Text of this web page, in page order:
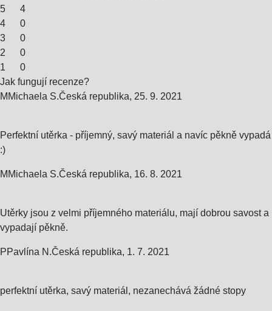
5
4
4
0
3
0
2
0
1
0
Jak fungují recenze?
M Michaela S.Česká republika, 25. 9. 2021
Perfektní utěrka - příjemný, savý materiál a navíc pěkně vypadá
:)
M Michaela S.Česká republika, 16. 8. 2021
Utěrky jsou z velmi příjemného materiálu, mají dobrou savost a
vypadají pěkně.
PPavlína N.Česká republika, 1. 7. 2021
perfektní utěrka, savý materiál, nezanechává žádné stopy